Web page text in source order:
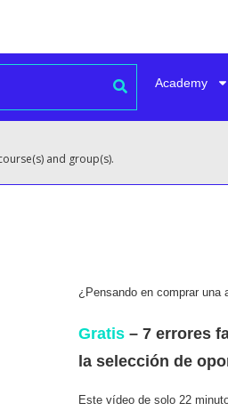
Academy
and group(s).
¿Pensando en comprar una
Gratis– 7 errores
la selección de
Este vídeo de solo 22